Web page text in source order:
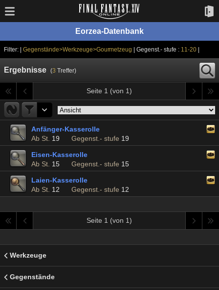
Eorzea-Datenbank
Filter: | Gegenstände>Werkzeuge>Gourmetzeug | Gegenst.- stufe : 11-20
Ergebnisse (3 Treffer)
Seite 1 (von 1)
Anfänger-Kasserolle
Ab St. 19 Gegenst.- stufe 19
Eisen-Kasserolle
Ab St. 15 Gegenst.- stufe 15
Laien-Kasserolle
Ab St. 12 Gegenst.- stufe 12
Seite 1 (von 1)
Werkzeuge
Gegenstände